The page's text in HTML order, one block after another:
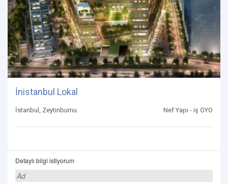
İnistanbul Lokal
İstanbul, Zeytinburnu Nef Yapı - iş GYO
Detaylı bilgi istiyorum